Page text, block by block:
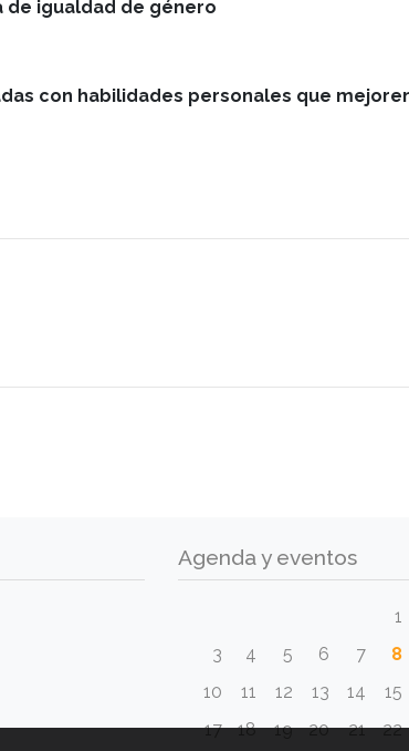
de igualdad de género
con habilidades personales que
Agenda y eventos
1
3
4 5 6 7 8
10
11 12 13 14 15
17
18 19 20 21 22